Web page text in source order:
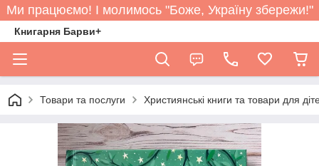
Ми працюємо! І молимось "Боже, Україну збережи!"
Книгарня Барви+
Товари та послуги Християнські книги та товари для